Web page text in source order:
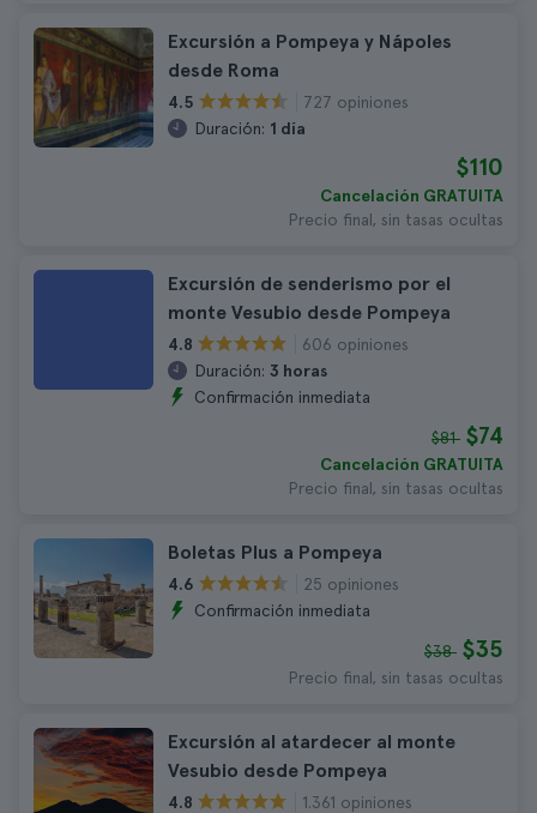
Excursión a Pompeya y Nápoles
desde Roma
4.5
727 opiniones
Duración: 1 día
$110
Cancelación GRATUITA
Precio final, sin tasas ocultas
Excursión de senderismo por el
monte Vesubio desde Pompeya
4.8
606 opiniones
Duración: 3 horas
Confirmación inmediata
$81 $74
Cancelación GRATUITA
Precio final, sin tasas ocultas
Boletas Plus a Pompeya
4.6
25 opiniones
Confirmación inmediata
$38 $35
Precio final, sin tasas ocultas
Excursión al atardecer al monte
Vesubio desde Pompeya
4.8
1.361 opiniones